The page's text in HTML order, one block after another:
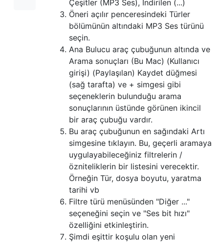
Çeşitler (MP3 Ses), İndirilen (...)
Öneri açılır penceresindeki Türler
bölümünün altındaki MP3 Ses türünü
seçin.
Ana Bulucu araç çubuğunun altında ve
Arama sonuçları (Bu Mac) (Kullanıcı
girişi) (Paylaşılan) Kaydet düğmesi
(sağ tarafta) ve + simgesi gibi
seçeneklerin bulunduğu arama
sonuçlarının üstünde görünen ikincil
bir araç çubuğu vardır.
Bu araç çubuğunun en sağındaki Artı
simgesine tıklayın. Bu, geçerli aramaya
uygulayabileceğiniz filtrelerin /
özniteliklerin bir listesini verecektir.
Örneğin Tür, dosya boyutu, yaratma
tarihi vb
Filtre türü menüsünden "Diğer ..."
seçeneğini seçin ve "Ses bit hızı"
özelliğini etkinleştirin.
Şimdi eşittir koşulu olan yeni